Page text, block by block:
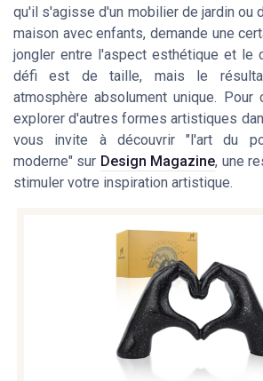
qu'il s'agisse d'un mobilier de jardin ou
maison avec enfants, demande une
jongler entre l'aspect esthétique et le
défi est de taille, mais le
atmosphère absolument unique. Pour
explorer d'autres formes artistiques
vous invite à découvrir "l'art du
moderne" sur Design Magazine, une
stimuler votre inspiration artistique.